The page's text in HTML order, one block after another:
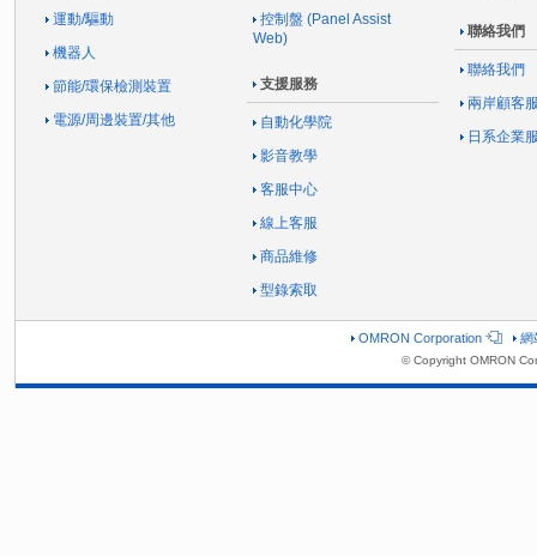
運動/驅動
機器人
節能/環保檢測裝置
電源/周邊裝置/其他
控制盤 (Panel Assist
Web)
支援服務
自動化學院
影音教學
客服中心
線上客服
商品維修
型錄索取
聯絡我們
聯絡我們
兩岸顧客
日系企業
OMRON Corporation 網
© Copyright OMRON